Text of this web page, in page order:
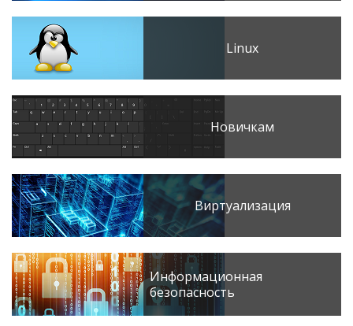
Linux
Новичкам
Виртуализация
Информационная
безопасность